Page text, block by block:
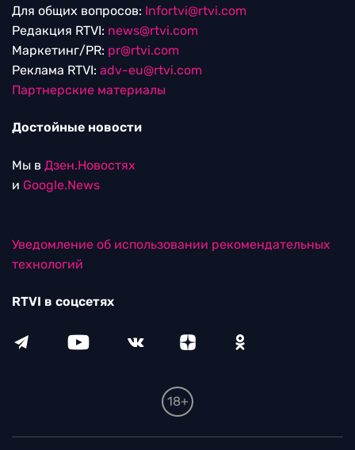
Для общих вопросов: Infortvi@rtvi.com
Редакция RTVI: news@rtvi.com
Маркетинг/PR: pr@rtvi.com
Реклама RTVI: adv-eu@rtvi.com
Партнерские материалы
Достойные новости
Мы в Дзен.Новостях
и Google.News
Уведомление об использовании рекомендательных
технологий
RTVI в соцсетях
18+